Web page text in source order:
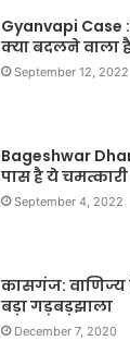
Gyanvapi
क्या बदलने वाला
September 12, 2022
Bageshwar
पास है ये चमत्कारी
September 4, 2022
कासगंज: वाणिज्य
बड़ा गड़बड़झाला
December 7, 2020